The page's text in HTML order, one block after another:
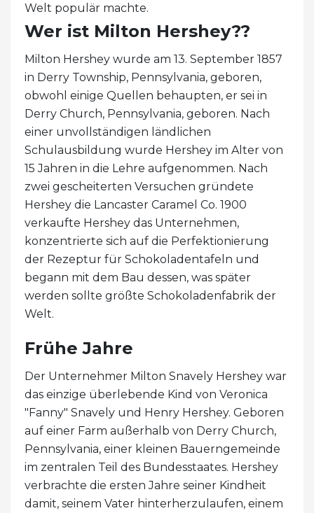
Welt populär machte.
Wer ist Milton Hershey??
Milton Hershey wurde am 13. September 1857
in Derry Township, Pennsylvania, geboren,
obwohl einige Quellen behaupten, er sei in
Derry Church, Pennsylvania, geboren. Nach
einer unvollständigen ländlichen
Schulausbildung wurde Hershey im Alter von
15 Jahren in die Lehre aufgenommen. Nach
zwei gescheiterten Versuchen gründete
Hershey die Lancaster Caramel Co. 1900
verkaufte Hershey das Unternehmen,
konzentrierte sich auf die Perfektionierung
der Rezeptur für Schokoladentafeln und
begann mit dem Bau dessen, was später
werden sollte größte Schokoladenfabrik der
Welt.
Frühe Jahre
Der Unternehmer Milton Snavely Hershey war
das einzige überlebende Kind von Veronica
"Fanny" Snavely und Henry Hershey. Geboren
auf einer Farm außerhalb von Derry Church,
Pennsylvania, einer kleinen Bauerngemeinde
im zentralen Teil des Bundesstaates. Hershey
verbrachte die ersten Jahre seiner Kindheit
damit, seinem Vater hinterherzulaufen, einem